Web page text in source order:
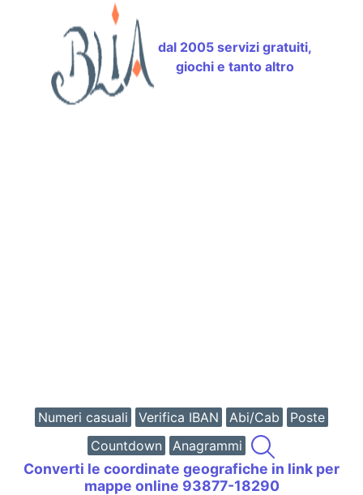
dal 2005 servizi gratuiti,
giochi e tanto altro
Numeri casuali Verifica IBAN Abi/Cab
Poste
Countdown
Anagrammi
Converti le coordinate geografiche in link per
mappe online 93877-18290